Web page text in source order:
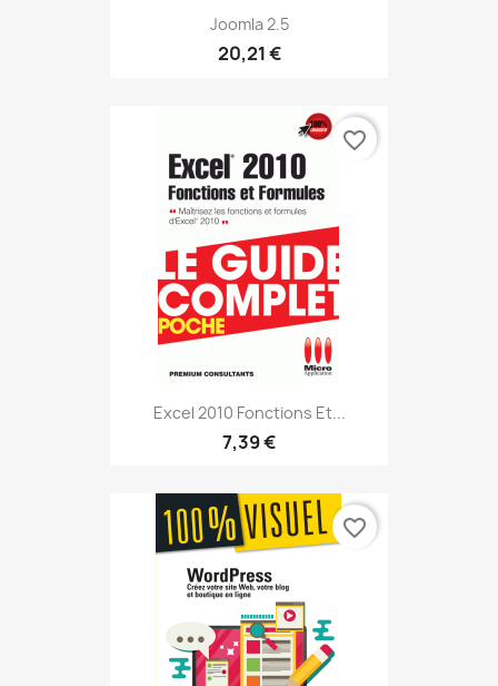
Joomla 2.5
20,21 €
Excel 2010 Fonctions Et...
7,39 €
favorite_border
favorite_border